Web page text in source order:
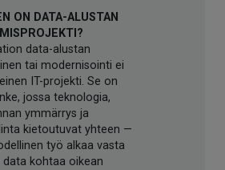
ON DATA-ALUSTAN
data-alustan
tai modernisointi ei
IT-projekti. Se on
jossa teknologia,
ymmärrys ja
kietoutuvat yhteen —
työ alkaa vasta
data kohtaa oikean